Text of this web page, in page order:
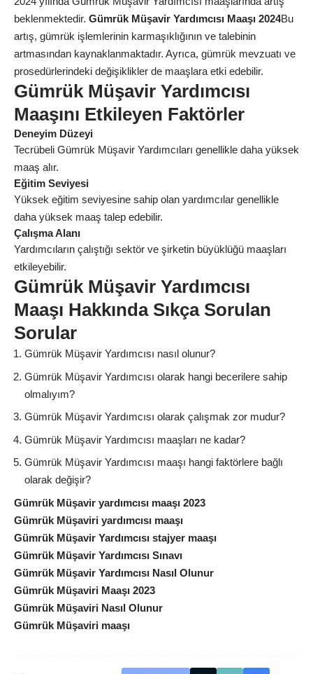
beklenmektedir. Gümrük Müşavir Yardımcısı Maaşı 2024Bu
artış, gümrük işlemlerinin karmaşıklığının ve talebinin
artmasından kaynaklanmaktadır. Ayrıca, gümrük mevzuatı ve
prosedürlerindeki değişiklikler de maaşlara etki edebilir.
Gümrük Müşavir Yardımcısı
Maaşını Etkileyen Faktörler
Deneyim Düzeyi
Tecrübeli Gümrük Müşavir Yardımcıları genellikle daha yüksek
maaş alır.
Eğitim Seviyesi
Yüksek eğitim seviyesine sahip olan yardımcılar genellikle
daha yüksek maaş talep edebilir.
Çalışma Alanı
Yardımcıların çalıştığı sektör ve şirketin büyüklüğü maaşları
etkileyebilir.
Gümrük Müşavir Yardımcısı
Maaşı Hakkında Sıkça Sorulan
Sorular
Gümrük Müşavir Yardımcısı nasıl olunur?
Gümrük Müşavir Yardımcısı olarak hangi becerilere sahip
olmalıyım?
Gümrük Müşavir Yardımcısı olarak çalışmak zor mudur?
Gümrük Müşavir Yardımcısı maaşları ne kadar?
Gümrük Müşavir Yardımcısı maaşı hangi faktörlere bağlı
olarak değişir?
Gümrük Müşavir yardımcısı maaşı 2023
Gümrük Müşaviri yardımcısı maaşı
Gümrük Müşavir Yardımcısı stajyer maaşı
Gümrük Müşavir Yardımcısı Sınavı
Gümrük Müşavir Yardımcısı Nasıl Olunur
Gümrük Müşaviri Maaşı 2023
Gümrük Müşaviri Nasıl Olunur
Gümrük Müşaviri maaşı